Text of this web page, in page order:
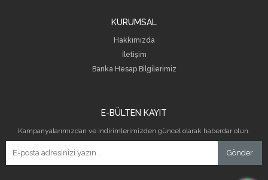
KURUMSAL
Hakkımızda
İletişim
Banka Hesap Bilgilerimiz
E-BÜLTEN KAYIT
Kampanyalarımızdan ve indirimlerimizden güncel olarak haberdar olun.
Gönder